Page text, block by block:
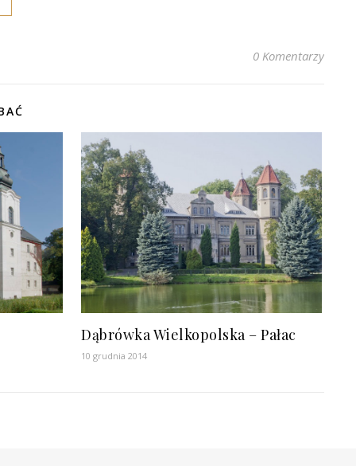
0 Komentarzy
Dąbrówka Wielkopolska – Pałac
10 grudnia 2014